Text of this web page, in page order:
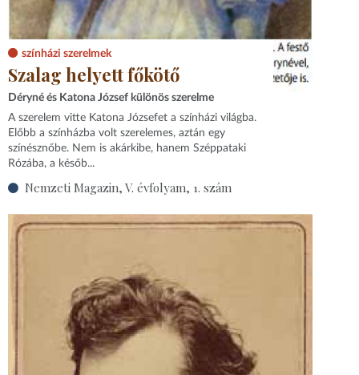
színházi szerelmek
Szalag helyett főkötő
Déryné és Katona József különös szerelme
A szerelem vitte Katona Józsefet a színházi világba.
Előbb a színházba volt szerelemes, aztán egy
színésznőbe. Nem is akárkibe, hanem Széppataki
Rózába, a későb...
Nemzeti Magazin, V. évfolyam, 1. szám